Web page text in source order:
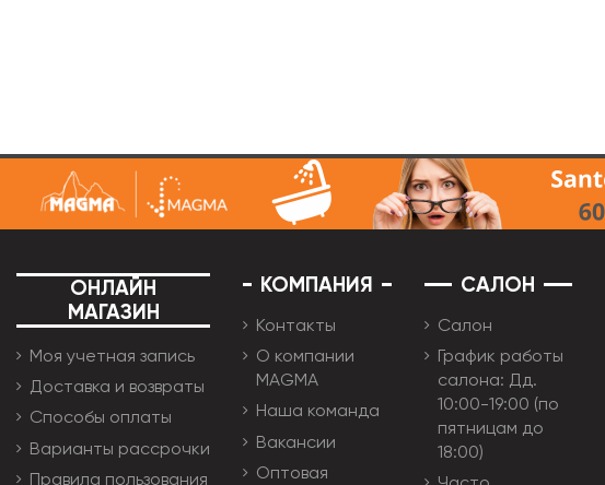
ОНЛАЙН
МАГАЗИН
Моя учетная запись
Доставка и возвраты
Способы оплаты
Варианты рассрочки
Правила пользования
КОМПАНИЯ
Контакты
О компании
MAGMA
Наша команда
Вакансии
Оптовая
САЛОН
Салон
График работы
салона: Дд.
10:00-19:00 (по
пятницам до
18:00)